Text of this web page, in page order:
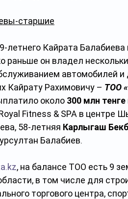
старшие
летнего Кайрата Балабиева
раньше он владел
автомобилей
Кайрату Рахимовичу – ТОО
около 300 млн тенге
Fitness & SPA в центре
58-летняя Карлыгаш
Балабиев.
, на балансе ТОО есть 9
в том числе для
торгового центра,